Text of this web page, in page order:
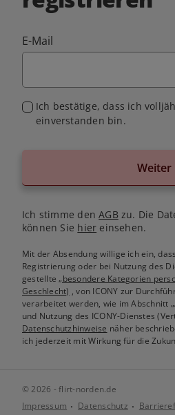
E-Mail
Ich bestätige, dass ich
einverstanden bin.
Weiter
Ich stimme denAGB zu. Die
können Sie hier einsehen.
Mit der Absendung willige ich ein,
Registrierung oder bei Nutzung des
gestellte„besondere Kategorien
Geschlecht) , von ICONY zur
verarbeitet werden, wie im Abschnitt
und Nutzung des ICONY-Dienstes
Datenschutzhinweise näher
ich jederzeit mit Wirkung für die
© 2026 - flirt-norden.de
Impressum
Datenschutz